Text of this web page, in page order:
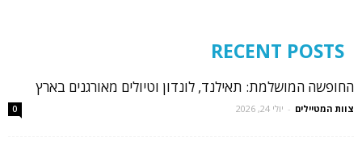
RECENT POSTS
החופשה המושלמת: תאילנד, לונדון וטיולים מאורגנים בארץ
צוות המטיילים - יולי 24, 2026 0